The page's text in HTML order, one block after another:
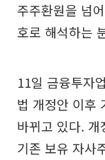
주주환원을 넘
호로 해석하는
11일 금융투자
법 개정안 이후
바뀌고 있다.
기존 보유 자사